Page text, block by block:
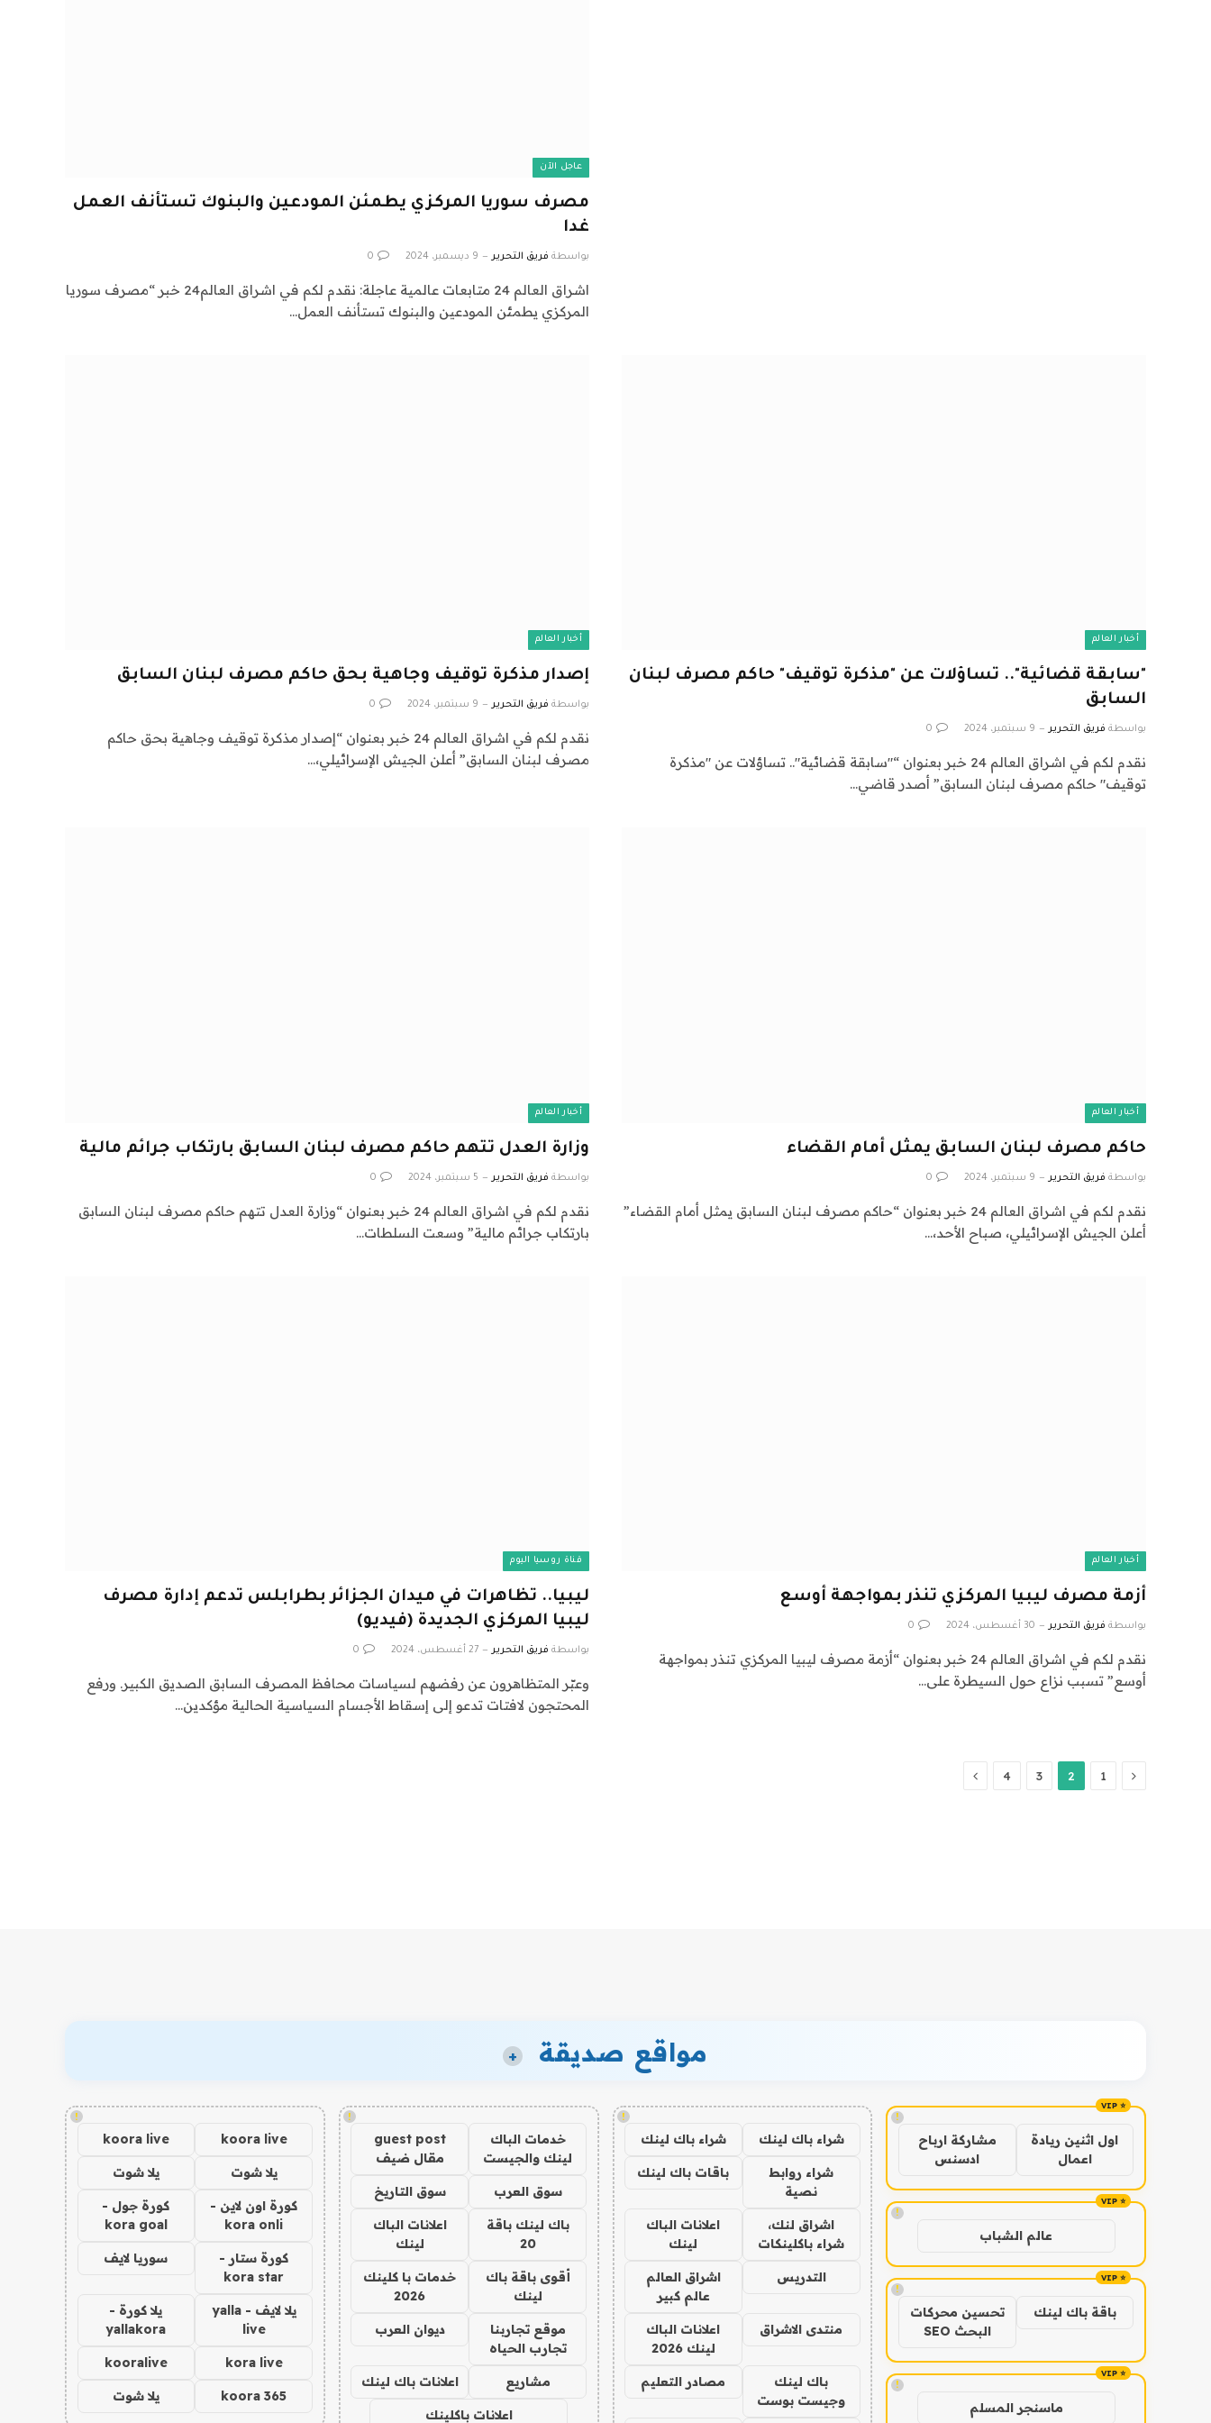
عاجل الآن
مصرف سوريا المركزي يطمئن المودعين والبنوك تستأنف العمل
غدا
بواسطة فريق التحرير 9 ديسمبر، 2024 0
اشراق العالم 24 متابعات عالمية عاجلة: نقدم لكم في اشراق العالم24 خبر “مصرف سوريا
المركزي يطمئن المودعين والبنوك تستأنف العمل…
أخبار العالم
"سابقة قضائية".. تساؤلات عن "مذكرة توقيف" حاكم مصرف لبنان
السابق
بواسطة فريق التحرير 9 سبتمبر، 2024 0
نقدم لكم في اشراق العالم 24 خبر بعنوان “"سابقة قضائية".. تساؤلات عن "مذكرة
توقيف" حاكم مصرف لبنان السابق” أصدر قاضي…
أخبار العالم
إصدار مذكرة توقيف وجاهية بحق حاكم مصرف لبنان السابق
بواسطة فريق التحرير 9 سبتمبر، 2024 0
نقدم لكم في اشراق العالم 24 خبر بعنوان “إصدار مذكرة توقيف وجاهية بحق حاكم
مصرف لبنان السابق” أعلن الجيش الإسرائيلي،…
أخبار العالم
حاكم مصرف لبنان السابق يمثل أمام القضاء
بواسطة فريق التحرير 9 سبتمبر، 2024 0
نقدم لكم في اشراق العالم 24 خبر بعنوان “حاكم مصرف لبنان السابق يمثل أمام القضاء”
أعلن الجيش الإسرائيلي، صباح الأحد،…
أخبار العالم
وزارة العدل تتهم حاكم مصرف لبنان السابق بارتكاب جرائم مالية
بواسطة فريق التحرير 5 سبتمبر، 2024 0
نقدم لكم في اشراق العالم 24 خبر بعنوان “وزارة العدل تتهم حاكم مصرف لبنان السابق
بارتكاب جرائم مالية” وسعت السلطات…
أخبار العالم
أزمة مصرف ليبيا المركزي تنذر بمواجهة أوسع
بواسطة فريق التحرير 30 أغسطس، 2024 0
نقدم لكم في اشراق العالم 24 خبر بعنوان “أزمة مصرف ليبيا المركزي تنذر بمواجهة
أوسع” تسبب نزاع حول السيطرة على…
قناة روسيا اليوم
ليبيا.. تظاهرات في ميدان الجزائر بطرابلس تدعم إدارة مصرف
ليبيا المركزي الجديدة (فيديو)
بواسطة فريق التحرير 27 أغسطس، 2024 0
وعبّر المتظاهرون عن رفضهم لسياسات محافظ المصرف السابق الصديق الكبير. ورفع
المحتجون لافتات تدعو إلى إسقاط الأجسام السياسية الحالية مؤكدين…
السابق
1
2
3
4 التالي
مواقع صديقة +
!
اول اثنين ريادة
اعمال
مشاركة ارباح
ادسنس
!
عالم الشباب
!
باقة باك لينك
تحسين محركات
البحث SEO
!
ماسنجر المسلم
!
شراء باك لينك شراء باك لينك
شراء روابط
نصية
باقات باك لينك
اشراق لنك،
شراء باكلينكات
اعلانات الباك
لينك
التدريس
اشراق العالم
عالم كبير
منتدى الاشراق
اعلانات الباك
لينك 2026
باك لينك
وجيست بوست
مصادر التعليم
!
خدمات الباك
لينك والجيست
guest post
مقال ضيف
سوق العرب سوق التاريخ
باك لينك باقة
20
اعلانات الباك
لينك
أقوى باقة باك
لينك
خدمات با كلينك
2026
موقع تجاربنا
تجارب الحياه
ديوان العرب
مشاريع اعلانات باك لينك
اعلانات باكلينك
!
koora live
koora live
يلا شوت يلا شوت
كورة اون لاين -
kora onli
كورة جول -
kora goal
كورة ستار -
kora star
سوريا لايف
يلا لايف - yalla
live
يلا كورة -
yallakora
kora live
kooralive
koora 365 يلا شوت